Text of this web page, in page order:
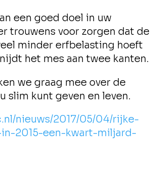
een goed doel in uw
trouwens voor zorgen dat de
minder erfbelasting hoeft
het mes aan twee kanten.
we graag mee over de
slim kunt geven en leven.
nieuws/2017/05/04/rijke-
2015-een-kwart-miljard-